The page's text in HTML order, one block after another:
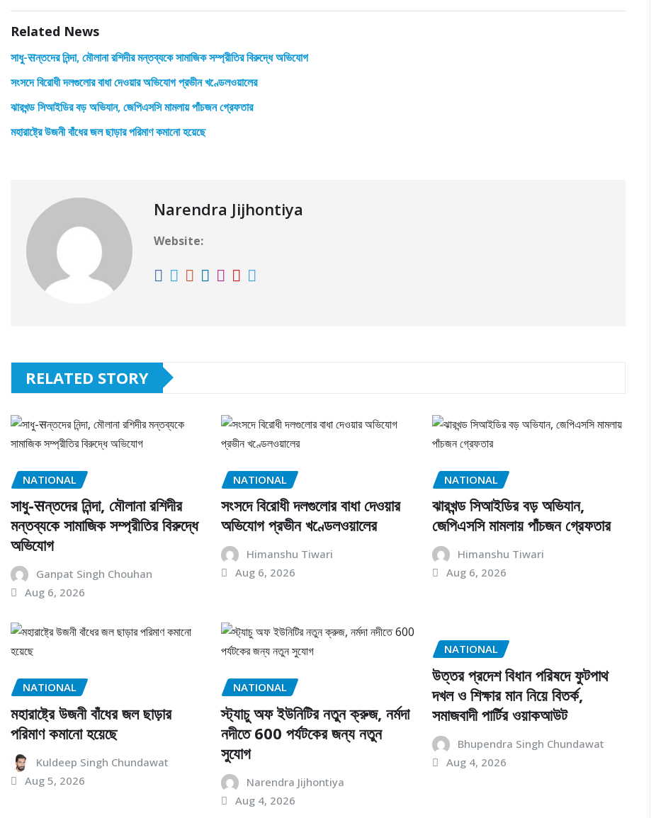
Related News
সাধু-सন্তদের নিন্দা, মৌলানা রশিদীর মন্তব্যকে সামাজিক সম্প্রীতির বিরুদ্ধে অভিযোগ
সংসদে বিরোধী দলগুলোর বাধা দেওয়ার অভিযোগ প্রভীন খণ্ডেলওয়ালের
ঝারখন্ড সিআইডির বড় অভিযান, জেপিএসসি মামলায় পাঁচজন গ্রেফতার
মহারাষ্ট্রে উজনী বাঁধের জল ছাড়ার পরিমাণ কমানো হয়েছে
Narendra Jijhontiya
Website:
RELATED STORY
NATIONAL
সাধু-सন্তদের নিন্দা, মৌলানা রশিদীর
মন্তব্যকে সামাজিক সম্প্রীতির বিরুদ্ধে
অভিযোগ
Ganpat Singh Chouhan
Aug 6, 2026
NATIONAL
সংসদে বিরোধী দলগুলোর বাধা দেওয়ার
অভিযোগ প্রভীন খণ্ডেলওয়ালের
Himanshu Tiwari
Aug 6, 2026
NATIONAL
ঝারখন্ড সিআইডির বড় অভিযান,
জেপিএসসি মামলায় পাঁচজন গ্রেফতার
Himanshu Tiwari
Aug 6, 2026
NATIONAL
মহারাষ্ট্রে উজনী বাঁধের জল ছাড়ার
পরিমাণ কমানো হয়েছে
Kuldeep Singh Chundawat
Aug 5, 2026
NATIONAL
স্ট্যাচু অফ ইউনিটির নতুন ক্রুজ, নর্মদা
নদীতে 600 পর্যটকের জন্য নতুন
সুযোগ
Narendra Jijhontiya
Aug 4, 2026
NATIONAL
উত্তর প্রদেশ বিধান পরিষদে ফুটপাথ
দখল ও শিক্ষার মান নিয়ে বিতর্ক,
সমাজবাদী পার্টির ওয়াকআউট
Bhupendra Singh Chundawat
Aug 4, 2026